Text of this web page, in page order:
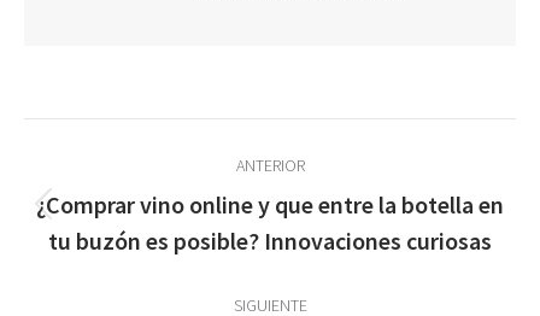
entre
publicaciones
ANTERIOR
Publicación
anterior:
¿Comprar vino online y que entre la botella en
tu buzón es posible? Innovaciones curiosas
SIGUIENTE